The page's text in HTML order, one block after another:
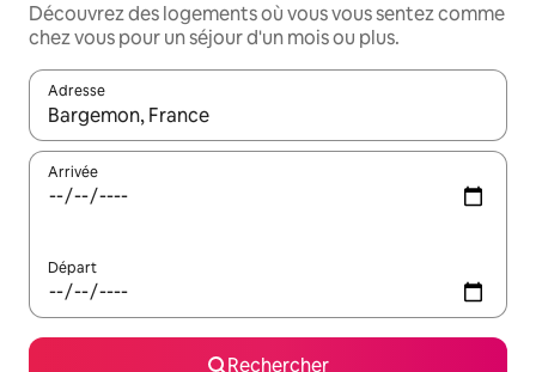
Découvrez des logements où vous vous sentez comme
chez vous pour un séjour d'un mois ou plus.
Adresse
Lorsque les résultats s'affichent, utilisez les flèches vers le
Arrivée
Départ
Rechercher